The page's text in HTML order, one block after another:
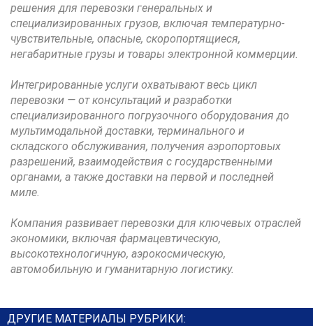
решения для перевозки генеральных и
специализированных грузов, включая температурно-
чувствительные, опасные, скоропортящиеся,
негабаритные грузы и товары электронной коммерции.
Интегрированные услуги охватывают весь цикл
перевозки — от консультаций и разработки
специализированного погрузочного оборудования до
мультимодальной доставки, терминального и
складского обслуживания, получения аэропортовых
разрешений, взаимодействия с государственными
органами, а также доставки на первой и последней
миле.
Компания развивает перевозки для ключевых отраслей
экономики, включая фармацевтическую,
высокотехнологичную, аэрокосмическую,
автомобильную и гуманитарную логистику.
ДРУГИЕ МАТЕРИАЛЫ РУБРИКИ: